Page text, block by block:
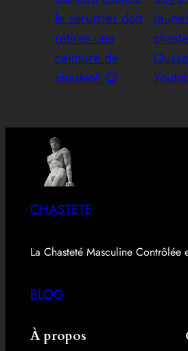
le serurrier doit
retirer une
ceinture de
chasteté 😉
CHASTETE
La Chasteté Masculine Contrôlée
BLOG
À propos